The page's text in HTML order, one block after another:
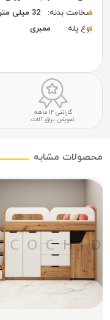
ضخامت بدنه:
32 میلی متر
نوع پله:
ممبری
گارانتی ۱۲ ماهه
تعویض یراق آلات
محصولات مشابه